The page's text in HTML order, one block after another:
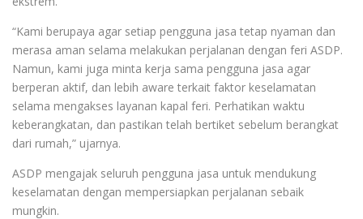
“Kami berupaya agar setiap pengguna jasa tetap nyaman dan
merasa aman selama melakukan perjalanan dengan feri ASDP.
Namun, kami juga minta kerja sama pengguna jasa agar
berperan aktif, dan lebih aware terkait faktor keselamatan
selama mengakses layanan kapal feri. Perhatikan waktu
keberangkatan, dan pastikan telah bertiket sebelum berangkat
dari rumah,” ujarnya.
ASDP mengajak seluruh pengguna jasa untuk mendukung
keselamatan dengan mempersiapkan perjalanan sebaik
mungkin.